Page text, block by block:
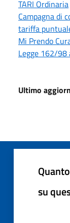
TARI Ordinaria
Campagna di
tariffa
Mi Prendo
Legge 162/98
Ultimo
su